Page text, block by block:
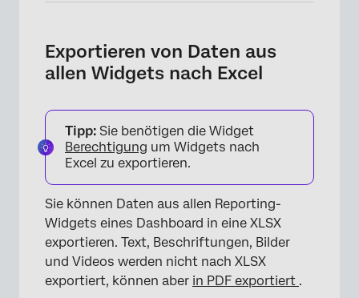
Exportieren von Daten aus
allen Widgets nach Excel
Tipp: Sie benötigen die Widget
Berechtigung um Widgets nach
Excel zu exportieren.
Sie können Daten aus allen Reporting-
Widgets eines Dashboard in eine XLSX
exportieren. Text, Beschriftungen, Bilder
und Videos werden nicht nach XLSX
exportiert, können aber in PDF exportiert .